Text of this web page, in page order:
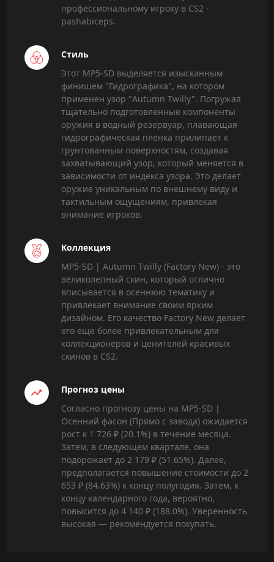
профессиональному игроку в CS2 -
pashabiceps.
Стиль
Этот MP5-SD выделяется изысканным
финишем "Гидрографика", на котором
применен узор "Autumn Twilly". Погружая
тщательно подготовленные компоненты
оружия в водный резервуар, плавающая
гидрографическая пленка прилипает к
грунтованным поверхностям, создавая
захватывающий узор, который меняется в
зависимости от индекса узора. Это делает
оружие уникальным по внешнему виду и
тактильным ощущениям, привлекая
внимание игроков.
Коллекция
MP5-SD | Autumn Twilly (Factory New) - это
великолепный скин, который отлично
вписывается в осеннюю тематику и
привлекает внимание своим ярким
дизайном. Его качество Factory New делает
его еще более привлекательным для
коллекционеров и ценителей красивых
скинов в CS2.
Прогноз цены
Согласно прогнозу цены на MP5-SD |
Осенний фасон (Прямо с завода) ожидается
рост к 1 726 ₽ (20.1%) в течение месяца.
Затем, в следующем квартале, она
подорожает до 2 179 ₽ (51.65%). Далее,
предполагается повышение стоимости до 2
653 ₽ (84.63%) к концу полугодия. Затем, к
концу календарного года, вероятно,
повысится до 4 140 ₽ (188.0%). Уверенность
высокая — рекомендуется покупать.